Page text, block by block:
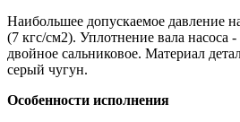
Наибольшее допускаемое давление
(7 кгс/см2). Уплотнение вала насоса
двойное сальниковое. Материал
серый чугун.
Особенности исполнения